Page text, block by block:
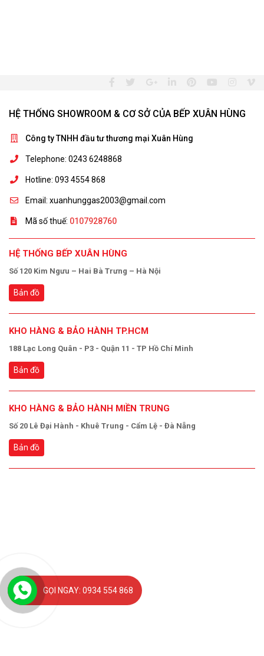
HỆ THỐNG SHOWROOM & CƠ SỞ CỦA BẾP XUÂN HÙNG
Công ty TNHH đầu tư thương mại Xuân Hùng
Telephone: 0243 6248868
Hotline: 093 4554 868
Email: xuanhunggas2003@gmail.com
Mã số thuế: 0107928760
HỆ THỐNG BẾP XUÂN HÙNG
Số 120 Kim Ngưu – Hai Bà Trưng – Hà Nội
Bản đồ
KHO HÀNG & BẢO HÀNH TP.HCM
188 Lạc Long Quân - P3 - Quận 11 - TP Hồ Chí Minh
Bản đồ
KHO HÀNG & BẢO HÀNH MIỀN TRUNG
Số 20 Lê Đại Hành - Khuê Trung - Cẩm Lệ - Đà Nẵng
Bản đồ
GỌI NGAY: 0934 554 868